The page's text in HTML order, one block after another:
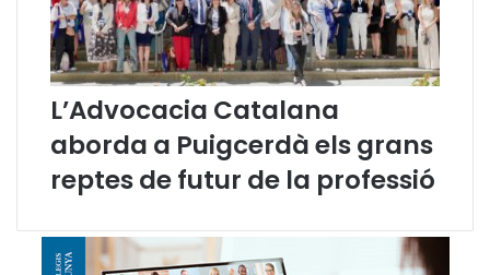
a
P
a
r
d
o
L’Advocacia Catalana
aborda a Puigcerdà els grans
reptes de futur de la professió